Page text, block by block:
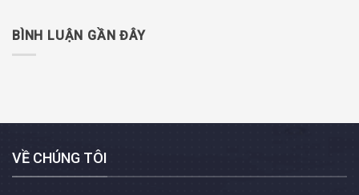
BÌNH LUẬN GẦN ĐÂY
VỀ CHÚNG TÔI